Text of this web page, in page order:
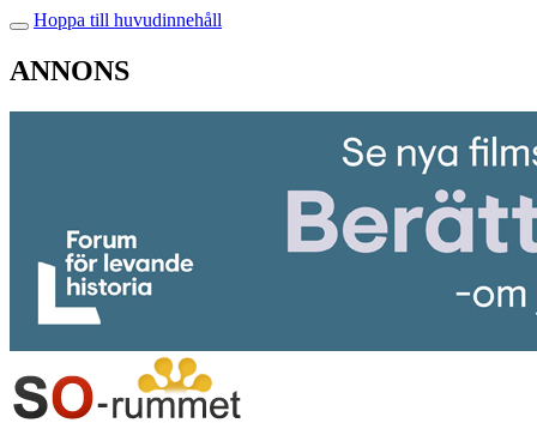
Hoppa till huvudinnehåll
ANNONS